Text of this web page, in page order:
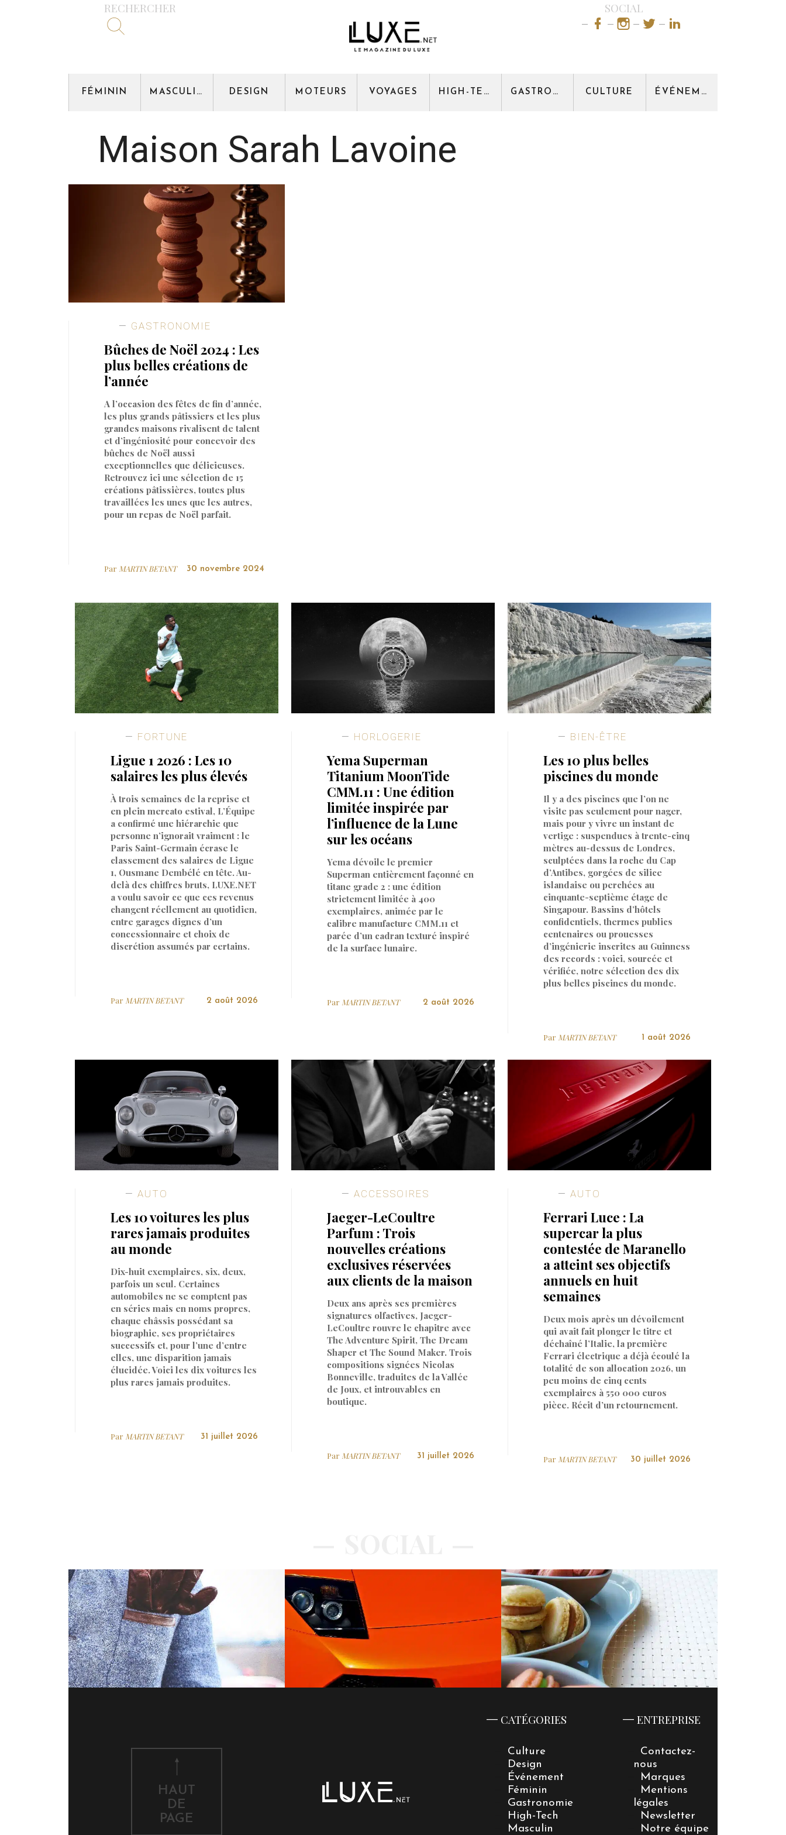
RECHERCHER SOCIAL
FÉMININ MASCULIN DESIGN MOTEURS VOYAGES HIGH-TECH GASTRONOMIE CULTURE ÉVÉNEMENT
Maison Sarah Lavoine
GASTRONOMIE
Bûches de Noël 2024 : Les
plus belles créations de
l’année
A l’occasion des fêtes de fin d’année,
les plus grands pâtissiers et les plus
grandes maisons rivalisent de talent
et d’ingéniosité pour concevoir des
bûches de Noël aussi
exceptionnelles que délicieuses.
Retrouvez ici une sélection de 15
créations pâtissières, toutes plus
travaillées les unes que les autres,
pour un repas de Noël parfait.
Par MARTIN BETANT 30 novembre 2024
FORTUNE
Ligue 1 2026 : Les 10
salaires les plus élevés
À trois semaines de la reprise et
en plein mercato estival, L’Équipe
a confirmé une hiérarchie que
personne n’ignorait vraiment : le
Paris Saint-Germain écrase le
classement des salaires de Ligue
1, Ousmane Dembélé en tête. Au-
delà des chiffres bruts, LUXE.NET
a voulu savoir ce que ces revenus
changent réellement au quotidien,
entre garages dignes d’un
concessionnaire et choix de
discrétion assumés par certains.
Par MARTIN BETANT 2 août 2026
HORLOGERIE
Yema Superman
Titanium MoonTide
CMM.11 : Une édition
limitée inspirée par
l’influence de la Lune
sur les océans
Yema dévoile le premier
Superman entièrement façonné en
titane grade 2 : une édition
strictement limitée à 400
exemplaires, animée par le
calibre manufacture CMM.11 et
parée d’un cadran texturé inspiré
de la surface lunaire.
Par MARTIN BETANT 2 août 2026
BIEN-ÊTRE
Les 10 plus belles
piscines du monde
Il y a des piscines que l’on ne
visite pas seulement pour nager,
mais pour y vivre un instant de
vertige : suspendues à trente-cinq
mètres au-dessus de Londres,
sculptées dans la roche du Cap
d’Antibes, gorgées de silice
islandaise ou perchées au
cinquante-septième étage de
Singapour. Bassins d’hôtels
confidentiels, thermes publics
centenaires ou prouesses
d’ingénierie inscrites au Guinness
des records : voici, sourcée et
vérifiée, notre sélection des dix
plus belles piscines du monde.
Par MARTIN BETANT 1 août 2026
AUTO
Les 10 voitures les plus
rares jamais produites
au monde
Dix-huit exemplaires, six, deux,
parfois un seul. Certaines
automobiles ne se comptent pas
en séries mais en noms propres,
chaque châssis possédant sa
biographie, ses propriétaires
successifs et, pour l’une d’entre
elles, une disparition jamais
élucidée. Voici les dix voitures les
plus rares jamais produites.
Par MARTIN BETANT 31 juillet 2026
ACCESSOIRES
Jaeger-LeCoultre
Parfum : Trois
nouvelles créations
exclusives réservées
aux clients de la maison
Deux ans après ses premières
signatures olfactives, Jaeger-
LeCoultre rouvre le chapitre avec
The Adventure Spirit, The Dream
Shaper et The Sound Maker. Trois
compositions signées Nicolas
Bonneville, traduites de la Vallée
de Joux, et introuvables en
boutique.
Par MARTIN BETANT 31 juillet 2026
AUTO
Ferrari Luce : La
supercar la plus
contestée de Maranello
a atteint ses objectifs
annuels en huit
semaines
Deux mois après un dévoilement
qui avait fait plonger le titre et
déchaîné l’Italie, la première
Ferrari électrique a déjà écoulé la
totalité de son allocation 2026, un
peu moins de cinq cents
exemplaires à 550 000 euros
pièce. Récit d’un retournement.
Par MARTIN BETANT 30 juillet 2026
HAUT
DE
PAGE
CATÉGORIES
Culture
Design
Événement
Féminin
Gastronomie
High-Tech
Masculin
ENTREPRISE
Contactez-
nous
Marques
Mentions
légales
Newsletter
Notre équipe